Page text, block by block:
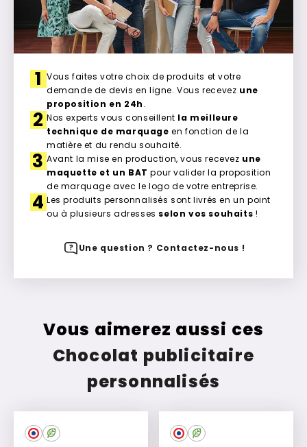
1 Vous faites votre choix de produits et votre
demande de devis en ligne. Vous recevez une
proposition en 24h.
2 Nos experts vous conseillent la meilleure
technique de marquage en fonction de la
matière et du rendu souhaité.
3 Avant la mise en production, vous recevez une
maquette et un BAT pour valider la proposition
de marquage avec le logo de votre entreprise.
4 Les produits personnalisés sont livrés en un point
ou à plusieurs adresses selon vos souhaits !
Une question ? Contactez-nous !
Vous aimerez aussi ces
Chocolat publicitaire
personnalisés